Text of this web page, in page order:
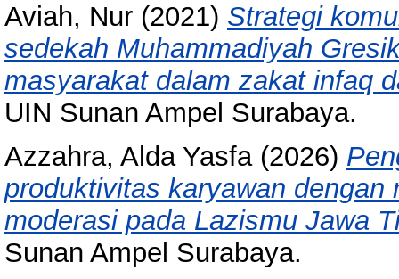
Aviah, Nur (2021) Strategi
sedekah Muhammadiyah
masyarakat dalam zakat infaq
UIN Sunan Ampel Surabaya.
Azzahra, Alda Yasfa(2026)
produktivitas karyawan
moderasi pada Lazismu Jawa
Sunan Ampel Surabaya.